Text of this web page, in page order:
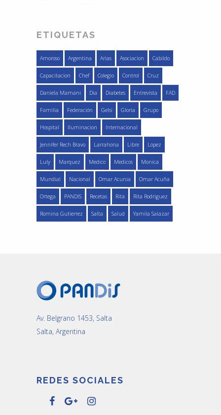
ETIQUETAS
Amoroso Argentina Arias Asociacion Cabildo
Capacitacion Chef Colegio Control Cruz
Daniela Mamani Dia Diabetes Entrevista FAD
Familia Federación Gelsi Gloria Grupo
Hospital Iluminacion Internacional
Jennifer Rech Bravo Larrahona Libre Lopez
Luly Marquez Medico Medicos Monica
Mundial Nacional Omar Acunia Omar Acuña
Ortega PANDIS Recetas Rita Rita Rodriguez
Romina Gutierrez Salta Salud Yamila Salazar
Av. Belgrano 1453, Salta
Salta, Argentina
REDES SOCIALES